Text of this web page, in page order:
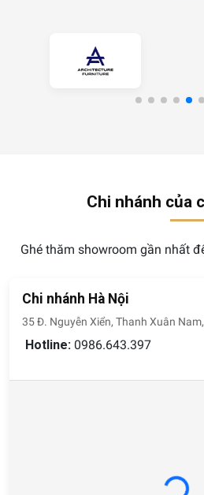
Chi nhánh của
Ghé thăm showroom gần nhất
Chi nhánh Hà Nội
35 Đ. Nguyễn Xiển, Thanh Xuân
Hotline: 0986.643.397
Loading...